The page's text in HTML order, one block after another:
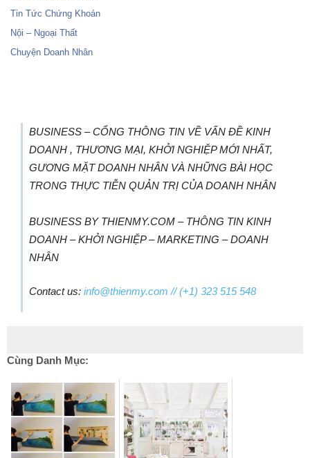
Tin Tức Chứng Khoán
Nội – Ngoại Thất
Chuyện Doanh Nhân
BUSINESS – CỔNG THÔNG TIN VỀ VẤN ĐỀ KINH
DOANH , THƯƠNG MẠI, KHỞI NGHIỆP MỚI NHẤT,
GƯƠNG MẶT DOANH NHÂN VÀ NHỮNG BÀI HỌC
TRONG THỰC TIỄN QUẢN TRỊ CỦA DOANH NHÂN
BUSINESS BY THIENMY.COM – THÔNG TIN KINH
DOANH – KHỞI NGHIỆP – MARKETING – DOANH
NHÂN
Contact us: info@thienmy.com // (+1) 323 515 548
Cùng Danh Mục: